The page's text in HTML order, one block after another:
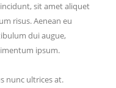
sit amet aliquet
risus. Aenean eu
dui augue,
ipsum.
nunc ultrices at.